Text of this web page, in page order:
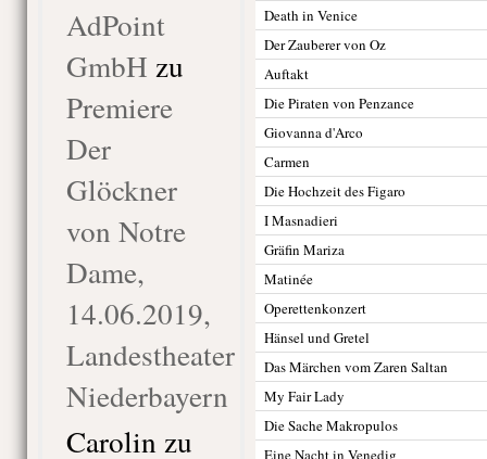
AdPoint
GmbH zu
Premiere
Der
Glöckner
von Notre
Dame,
14.06.2019,
Landestheater
Niederbayern
Carolin zu
Death in Venice
Der Zauberer von Oz
Auftakt
Die Piraten von Penzance
Giovanna d'Arco
Carmen
Die Hochzeit des Figaro
I Masnadieri
Gräfin Mariza
Matinée
Operettenkonzert
Hänsel und Gretel
Das Märchen vom Zaren Saltan
My Fair Lady
Die Sache Makropulos
Eine Nacht in Venedig